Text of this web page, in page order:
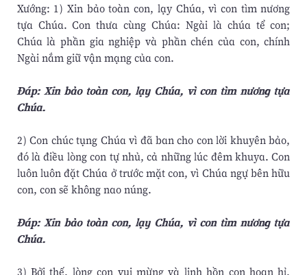
Xướng: 1) Xin bảo toàn con, lạy Chúa, vì con tìm nương
tựa Chúa. Con thưa cùng Chúa: Ngài là chúa tể con;
Chúa là phần gia nghiệp và phần chén của con, chính
Ngài nắm giữ vận mạng của con.
Ðáp: Xin bảo toàn con, lạy Chúa, vì con tìm nương tựa
Chúa.
2) Con chúc tụng Chúa vì đã ban cho con lời khuyên bảo,
đó là điều lòng con tự nhủ, cả những lúc đêm khuya. Con
luôn luôn đặt Chúa ở trước mặt con, vì Chúa ngự bên hữu
con, con sẽ không nao núng.
Ðáp: Xin bảo toàn con, lạy Chúa, vì con tìm nương tựa
Chúa.
3) Bởi thế, lòng con vui mừng và linh hồn con hoan hỉ,